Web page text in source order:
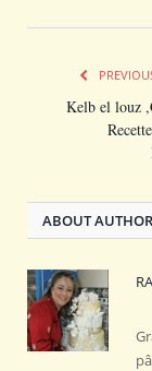
Kelb el louz
ABOUT AUTHOR